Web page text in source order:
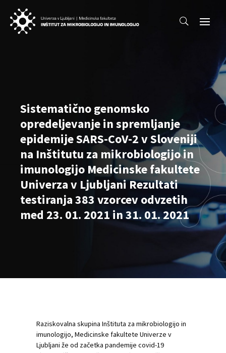
Sistematično genomsko
opredeljevanje in spremljanje
epidemije SARS-CoV-2 v Sloveniji
na Inštitutu za mikrobiologijo in
imunologijo Medicinske fakultete
Univerza v Ljubljani Rezultati
testiranja 383 vzorcev odvzetih
med 23. 01. 2021 in 31. 01. 2021
Raziskovalna skupina Inštituta za mikrobiologijo in
imunologijo, Medicinske fakultete Univerze v
Ljubljani že od začetka pandemije covid-19